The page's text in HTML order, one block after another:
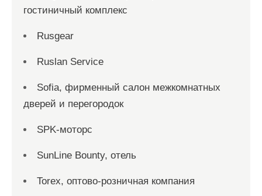
гостиничный комплекс
Rusgear
Ruslan Service
Sofia, фирменный салон межкомнатных
дверей и перегородок
SPK-моторс
SunLine Bounty, отель
Torex, оптово-розничная компания